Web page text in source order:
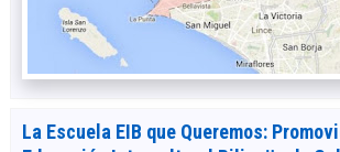
La Escuela EIB que Queremos: